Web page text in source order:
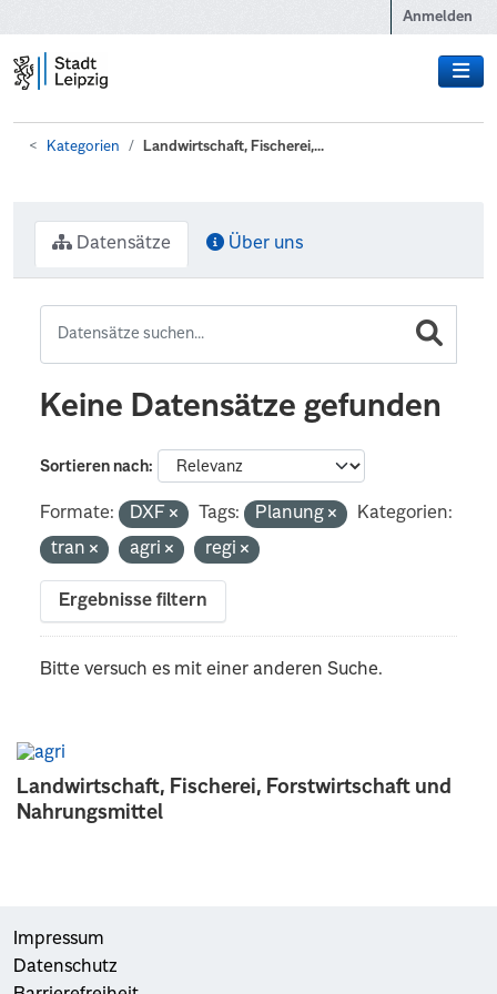
Anmelden
Kategorien Landwirtschaft, Fischerei,...
Landwirtschaft, Fischerei, Forstwirtschaft und
Nahrungsmittel
Datensätze Über uns
Keine Datensätze gefunden
Sortieren nach
Formate: DXF Tags: Planung
Kategorien:
tran
agri regi
Ergebnisse filtern
Bitte versuch es mit einer anderen Suche.
Impressum
Datenschutz